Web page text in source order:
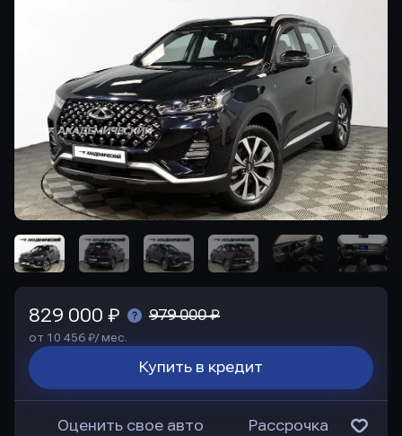
829 000 ₽ 979 000 ₽
от 10 456 ₽/ мес.
Купить в кредит
Оценить свое авто Рассрочка